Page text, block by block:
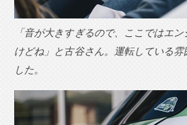
「音が大きすぎるので、ここではエ
けどね」と古谷さん。運転している
した。